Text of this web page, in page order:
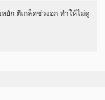
ยัก ตีเกล็ดช่วงอก ทำให้ไม่ดู